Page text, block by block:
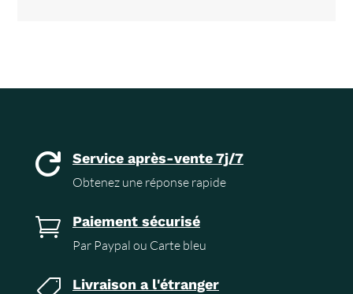
 Service après-vente 7j/7
Obtenez une réponse rapide
 Paiement sécurisé
Par Paypal ou Carte bleu
Livraison a l'étranger